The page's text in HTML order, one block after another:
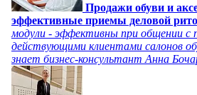
Продажи обуви и
эффективные приемы деловой
модули - эффективны при общении с
действующими клиентами салонов
знает бизнес-консультант Анна